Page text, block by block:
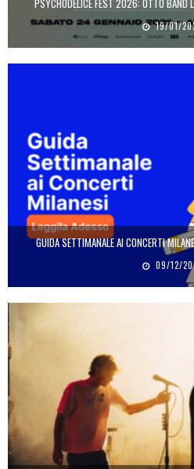
19/01/
GUIDA SETTIMANALE AI CONCERTI
09/12/